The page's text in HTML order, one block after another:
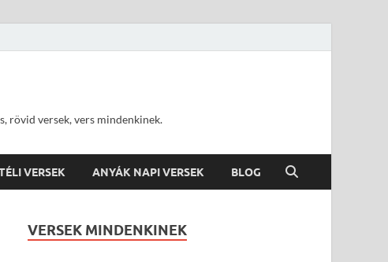
rövid versek, vers mindenkinek.
VERSEK ANYÁK NAPI VERSEK BLOG
VERSEK MINDENKINEK